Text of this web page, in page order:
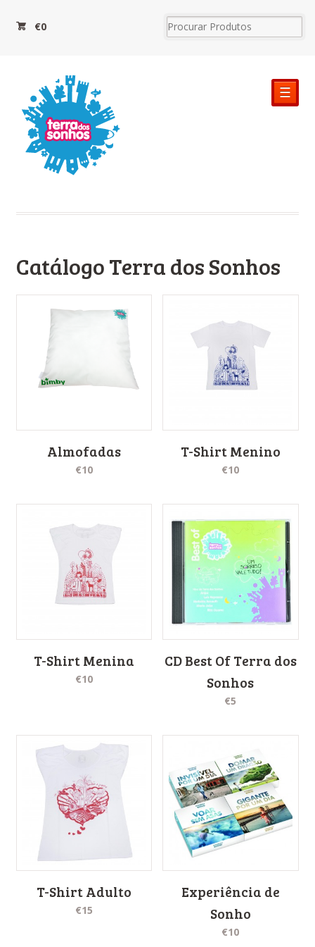
€0
☰
Catálogo Terra dos Sonhos
Almofadas
€10
T-Shirt Menino
€10
T-Shirt Menina
€10
CD Best Of Terra dos
Sonhos
€5
T-Shirt Adulto
€15
Experiência de
Sonho
€10